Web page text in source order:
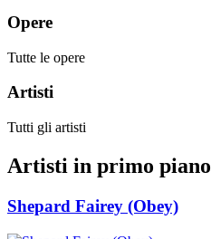
Opere
Tutte le opere
Artisti
Tutti gli artisti
Artisti in primo piano
Shepard Fairey (Obey)